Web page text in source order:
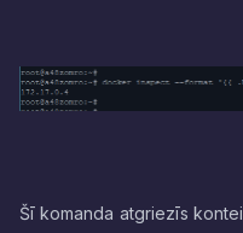
Šī komanda atgriezīs